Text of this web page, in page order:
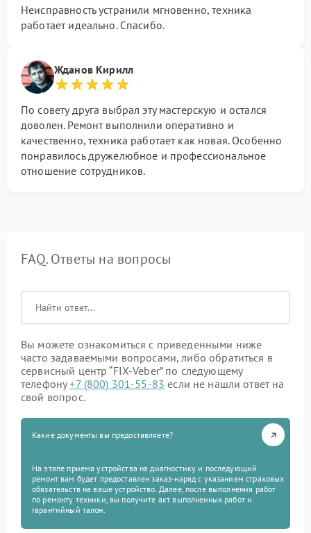
Неисправность устранили мгновенно, техника
работает идеально. Спасибо.
Жданов Кирилл
По совету друга выбрал эту мастерскую и остался
доволен. Ремонт выполнили оперативно и
качественно, техника работает как новая. Особенно
понравилось дружелюбное и профессиональное
отношение сотрудников.
FAQ. Ответы на вопросы
Вы можете ознакомиться с приведенными ниже
часто задаваемыми вопросами, либо обратиться в
сервисный центр “FIX-Veber” по следующему
телефону+7 (800) 301-55-83 если не нашли ответ на
свой вопрос.
Какие документы вы предоставляете?
На этапе приема устройства на диагностику и последующий
ремонт вам будет предоставлен заказ-наряд с указанием страховых
обязательств на ваше устройство. Далее, после выполнения работ
по ремонту техники, вы получите акт выполненных работ и
гарантийный талон.